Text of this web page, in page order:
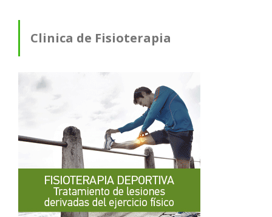
Clinica de Fisioterapia